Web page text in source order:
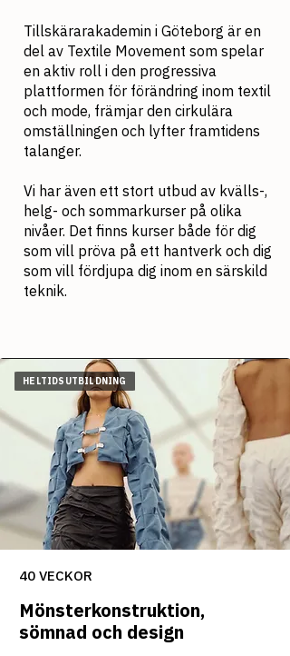
Tillskärarakademin i Göteborg är en
del av Textile Movement som spelar
en aktiv roll i den progressiva
plattformen för förändring inom textil
och mode, främjar den cirkulära
omställningen och lyfter framtidens
talanger.
Vi har även ett stort utbud av kvälls-,
helg- och sommarkurser på olika
nivåer. Det finns kurser både för dig
som vill pröva på ett hantverk och dig
som vill fördjupa dig inom en särskild
teknik.
HELTIDSUTBILDNING
40 VECKOR
Mönsterkonstruktion,
sömnad och design